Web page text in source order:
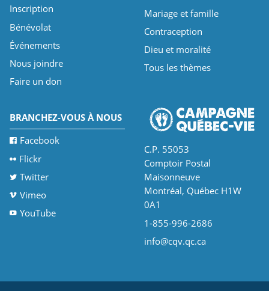
Inscription
Bénévolat
Événements
Nous joindre
Faire un don
Mariage et famille
Contraception
Dieu et moralité
Tous les thèmes
BRANCHEZ-VOUS À NOUS
Facebook
Flickr
Twitter
Vimeo
YouTube
C.P. 55053
Comptoir Postal
Maisonneuve
Montréal, Québec H1W
0A1
1-855-996-2686
info@cqv.qc.ca